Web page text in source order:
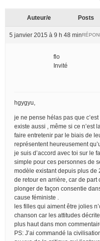
Auteur/e Posts
5 janvier 2015 à 9 h 48 min
flo
Invité
hgygyu,
je ne pense hélas pas que
existe aussi , même si ce n’est
faire entretenir par le biais de
représentent heureusement
je suis d’accord avec toi sur le
simple pour ces personnes de
modèle existant depuis plus de
de retour en arrière, car de part
plonger de façon consentie
cause féministe .
les filles qui aiment être jolies
chanson car les attitudes
plus haut dans mon
PS: J’ai commandé la